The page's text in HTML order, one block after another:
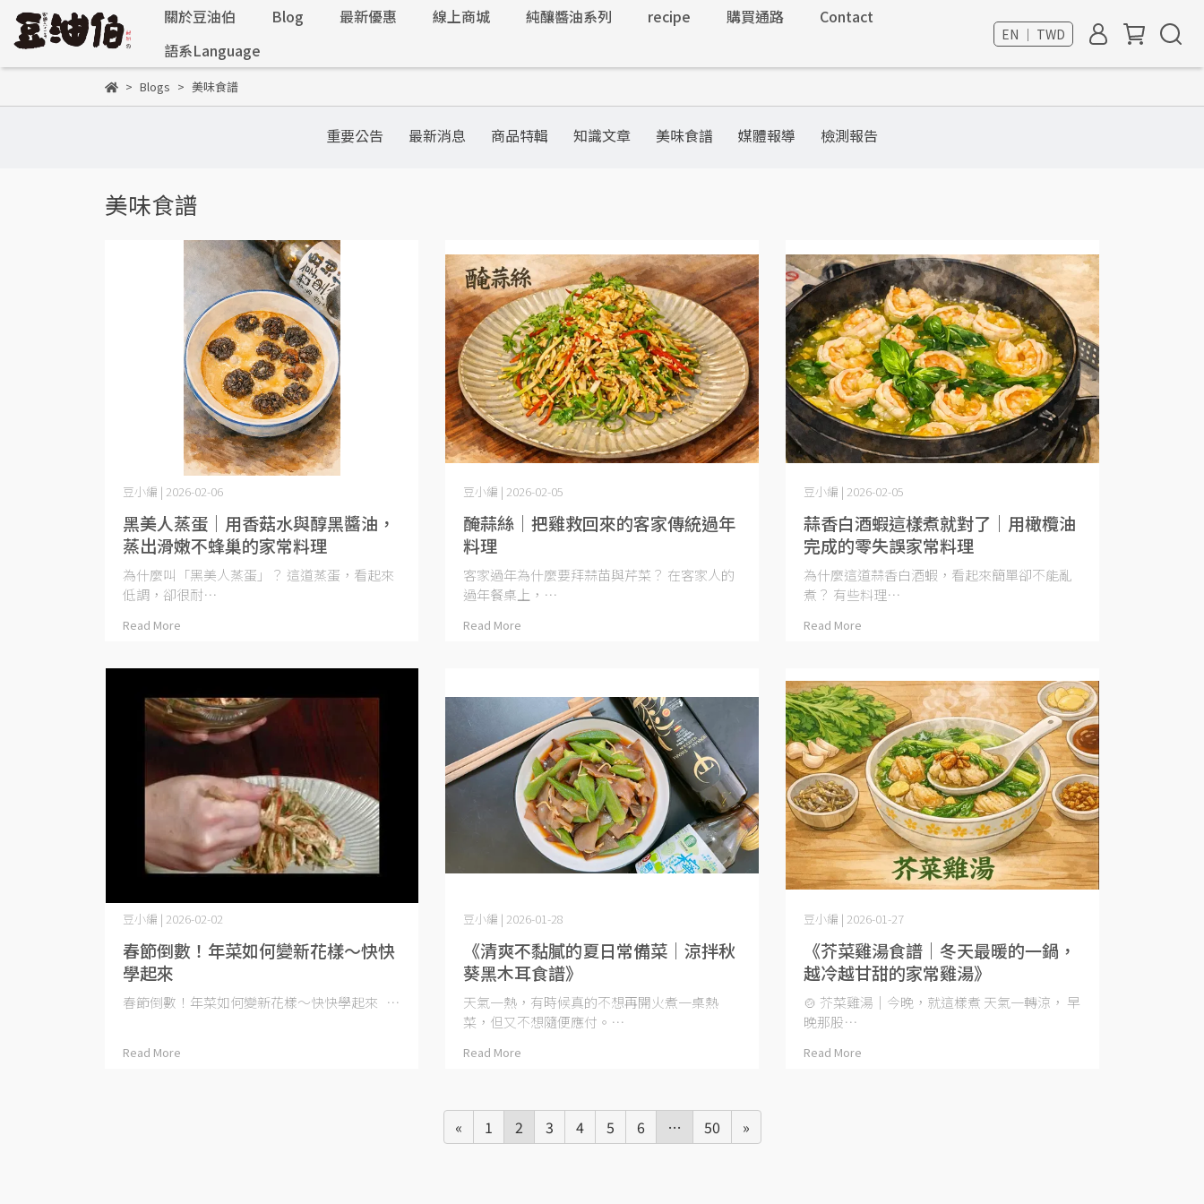
關於豆油伯 Blog 最新優惠 線上商城 純釀醬油系列 recipe 購買通路
Contact
語系Language
EN ｜ TWD
Blogs 美味食譜
重要公告 最新消息 商品特輯 知識文章 美味食譜 媒體報導 檢測報告
美味食譜
黑美人蒸蛋｜用香菇水與醇黑醬油，
蒸出滑嫩不蜂巢的家常料理
豆小編 | 2026-02-06
為什麼叫「黑美人蒸蛋」？ 這道蒸蛋，看起來
低調，卻很耐⋯
Read More
醃蒜絲｜把雞救回來的客家傳統過年
料理
豆小編 | 2026-02-05
客家過年為什麼要拜蒜苗與芹菜？ 在客家人的
過年餐桌上，⋯
Read More
蒜香白酒蝦這樣煮就對了｜用橄欖油
完成的零失誤家常料理
豆小編 | 2026-02-05
為什麼這道蒜香白酒蝦，看起來簡單卻不能亂
煮？ 有些料理⋯
Read More
春節倒數！年菜如何變新花樣～快快
學起來
豆小編 | 2026-02-02
春節倒數！年菜如何變新花樣～快快學起來 ⋯
Read More
《清爽不黏膩的夏日常備菜｜涼拌秋
葵黑木耳食譜》
豆小編 | 2026-01-28
天氣一熱，有時候真的不想再開火煮一桌熱
菜，但又不想隨便應付。⋯
Read More
《芥菜雞湯食譜｜冬天最暖的一鍋，
越冷越甘甜的家常雞湯》
豆小編 | 2026-01-27
🍲 芥菜雞湯｜今晚，就這樣煮 天氣一轉涼， 早
晚那股⋯
Read More
« 1 2 3 4 5 6 … 50 »